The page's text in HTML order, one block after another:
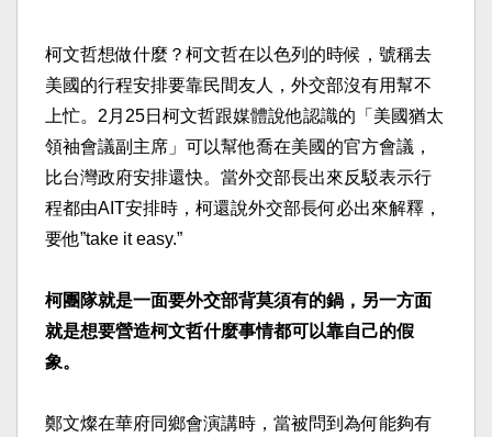
柯文哲想做什麼？柯文哲在以色列的時候，號稱去
美國的行程安排要靠民間友人，外交部沒有用幫不
上忙。2月25日柯文哲跟媒體說他認識的「美國猶太
領袖會議副主席」可以幫他喬在美國的官方會議，
比台灣政府安排還快。當外交部長出來反駁表示行
程都由AIT安排時，柯還說外交部長何必出來解釋，
要他”take it easy.”
柯團隊就是一面要外交部背莫須有的鍋，另一方面
就是想要營造柯文哲什麼事情都可以靠自己的假
象。
鄭文燦在華府同鄉會演講時，當被問到為何能夠有